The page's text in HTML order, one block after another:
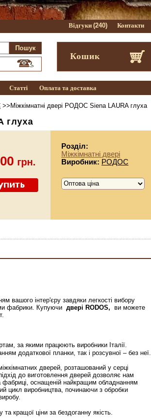
Відгуки (240) Контакти
Кошик
Статті Оплата та доставка
>>Міжкімнатні двері РОДОС Siena LAURA глуха
глуха
грн.
Розділ:
Міжкімнатні двері
Виробник: РОДОС
вашого інтер'єру завдяки легкості вибору
фабрики. Купуючи двері RODOS, ви можете
за якими працюють виробники Італії.
додаткової планки, так і розсувної – без неї.
дверей, розташований у серці
до виготовлення дверей дозволяє нам
фабриці, оснащеній найкращим обладнанням
цикл виробництва, починаючи з обробки
кращої ціни за бездоганну якість.